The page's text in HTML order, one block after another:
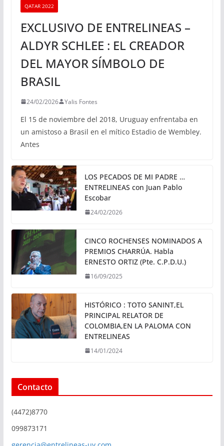
QATAR 2022
EXCLUSIVO DE ENTRELINEAS –
ALDYR SCHLEE : EL CREADOR
DEL MAYOR SÍMBOLO DE
BRASIL
24/02/2026 Yalis Fontes
El 15 de noviembre del 2018, Uruguay enfrentaba en
un amistoso a Brasil en el mítico Estadio de Wembley.
Antes
LOS PECADOS DE MI PADRE …
ENTRELINEAS con Juan Pablo
Escobar
24/02/2026
CINCO ROCHENSES NOMINADOS A
PREMIOS CHARRÚA. Habla
ERNESTO ORTIZ (Pte. C.P.D.U.)
16/09/2025
HISTÓRICO : TOTO SANINT,EL
PRINCIPAL RELATOR DE
COLOMBIA,EN LA PALOMA CON
ENTRELINEAS
14/01/2024
Contacto
(4472)8770
099873171